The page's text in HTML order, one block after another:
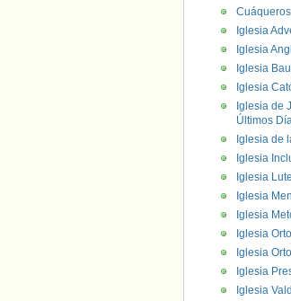
Cuáqueros
Iglesia
Iglesia
Iglesia
Iglesia
Iglesia de
Últimos
Iglesia de
Iglesia
Iglesia
Iglesia
Iglesia
Iglesia
Iglesia
Iglesia
Iglesia